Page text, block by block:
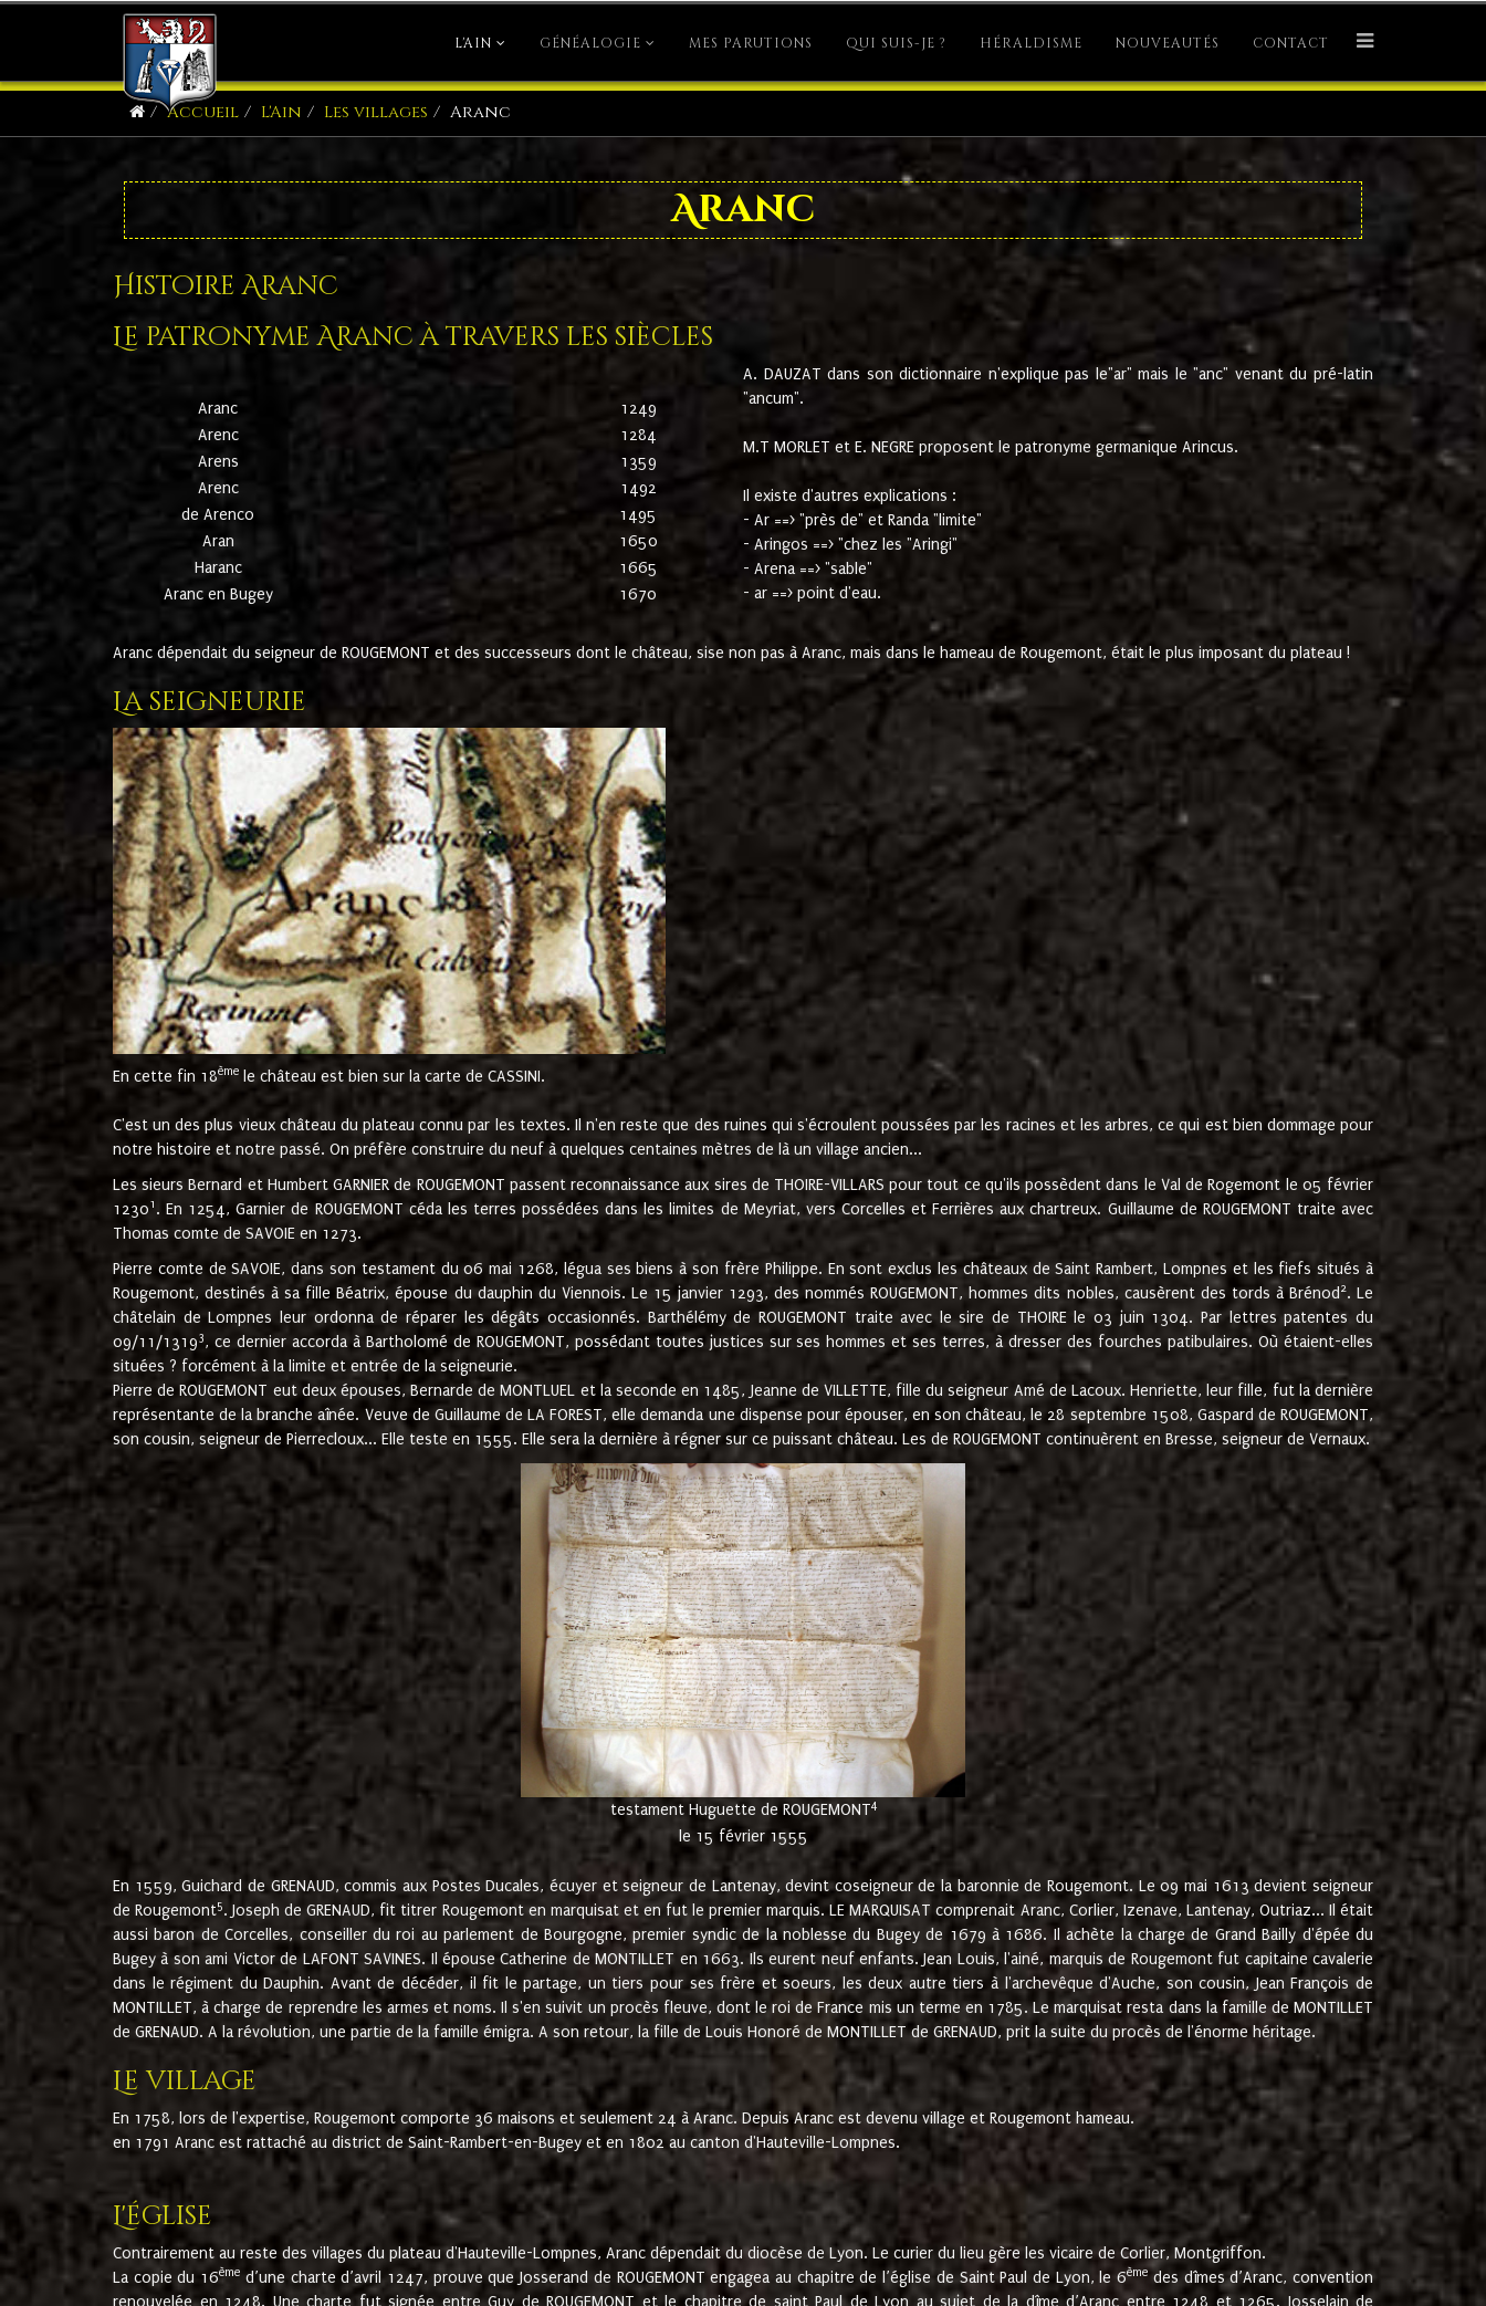
L'AIN GÉNÉALOGIE MES PARUTIONS QUI SUIS-JE ? HÉRALDISME NOUVEAUTÉS CONTACT
Accueil L'Ain Les villages Aranc
Aranc
Histoire Aranc
Le patronyme Aranc à travers les siècles
Aranc
1249
Arenc
1284
Arens
1359
Arenc
1492
de Arenco
1495
Aran
1650
Haranc
1665
Aranc en Bugey
1670
A. DAUZAT dans son dictionnaire n'explique pas le"ar" mais le "anc" venant du pré-latin
"ancum".
M.T MORLET et E. NEGRE proposent le patronyme germanique Arincus.
Il existe d'autres explications :
- Ar ==> "près de" et Randa "limite"
- Aringos ==> "chez les "Aringi"
- Arena ==> "sable"
- ar ==> point d'eau.
Aranc dépendait du seigneur de ROUGEMONT et des successeurs dont le château, sise non pas à Aranc, mais dans le hameau de Rougemont, était le plus imposant du plateau !
La seigneurie
En cette fin 18ème le château est bien sur la carte de CASSINI.
C'est un des plus vieux château du plateau connu par les textes. Il n'en reste que des ruines qui s'écroulent poussées par les racines et les arbres, ce qui est bien dommage pour
notre histoire et notre passé. On préfère construire du neuf à quelques centaines mètres de là un village ancien...
Les sieurs Bernard et Humbert GARNIER de ROUGEMONT passent reconnaissance aux sires de THOIRE-VILLARS pour tout ce qu'ils possèdent dans le Val de Rogemont le 05 février
12301 . En 1254, Garnier de ROUGEMONT céda les terres possédées dans les limites de Meyriat, vers Corcelles et Ferrières aux chartreux. Guillaume de ROUGEMONT traite avec
Thomas comte de SAVOIE en 1273.
Pierre comte de SAVOIE, dans son testament du 06 mai 1268, légua ses biens à son frère Philippe. En sont exclus les châteaux de Saint Rambert, Lompnes et les fiefs situés à
Rougemont, destinés à sa fille Béatrix, épouse du dauphin du Viennois. Le 15 janvier 1293, des nommés ROUGEMONT, hommes dits nobles, causèrent des tords à Brénod 2. Le
châtelain de Lompnes leur ordonna de réparer les dégâts occasionnés. Barthélémy de ROUGEMONT traite avec le sire de THOIRE le 03 juin 1304. Par lettres patentes du
09/11/13193, ce dernier accorda à Bartholomé de ROUGEMONT, possédant toutes justices sur ses hommes et ses terres, à dresser des fourches patibulaires. Où étaient-elles
situées ? forcément à la limite et entrée de la seigneurie.
Pierre de ROUGEMONT eut deux épouses, Bernarde de MONTLUEL et la seconde en 1485, Jeanne de VILLETTE, fille du seigneur Amé de Lacoux. Henriette, leur fille, fut la dernière
représentante de la branche aînée. Veuve de Guillaume de LA FOREST, elle demanda une dispense pour épouser, en son château, le 28 septembre 1508, Gaspard de ROUGEMONT,
son cousin, seigneur de Pierrecloux... Elle teste en 1555. Elle sera la dernière à régner sur ce puissant château. Les de ROUGEMONT continuèrent en Bresse, seigneur de Vernaux.
testament Huguette de ROUGEMONT4
le 15 février 1555
En 1559, Guichard de GRENAUD, commis aux Postes Ducales, écuyer et seigneur de Lantenay, devint coseigneur de la baronnie de Rougemont. Le 09 mai 1613 devient seigneur
de Rougemont5. Joseph de GRENAUD, fit titrer Rougemont en marquisat et en fut le premier marquis. LE MARQUISAT comprenait Aranc, Corlier, Izenave, Lantenay, Outriaz... Il était
aussi baron de Corcelles, conseiller du roi au parlement de Bourgogne, premier syndic de la noblesse du Bugey de 1679 à 1686. Il achète la charge de Grand Bailly d'épée du
Bugey à son ami Victor de LAFONT SAVINES. Il épouse Catherine de MONTILLET en 1663. Ils eurent neuf enfants. Jean Louis, l'ainé, marquis de Rougemont fut capitaine cavalerie
dans le régiment du Dauphin. Avant de décéder, il fit le partage, un tiers pour ses frère et soeurs, les deux autre tiers à l'archevêque d'Auche, son cousin, Jean François de
MONTILLET, à charge de reprendre les armes et noms. Il s'en suivit un procès fleuve, dont le roi de France mis un terme en 1785. Le marquisat resta dans la famille de MONTILLET
de GRENAUD. A la révolution, une partie de la famille émigra. A son retour, la fille de Louis Honoré de MONTILLET de GRENAUD, prit la suite du procès de l'énorme héritage.
Le village
En 1758, lors de l'expertise, Rougemont comporte 36 maisons et seulement 24 à Aranc. Depuis Aranc est devenu village et Rougemont hameau.
en 1791 Aranc est rattaché au district de Saint-Rambert-en-Bugey et en 1802 au canton d'Hauteville-Lompnes.
L'église
Contrairement au reste des villages du plateau d'Hauteville-Lompnes, Aranc dépendait du diocèse de Lyon. Le curier du lieu gère les vicaire de Corlier, Montgriffon.
La copie du 16ème d’une charte d’avril 1247, prouve que Josserand de ROUGEMONT engagea au chapitre de l’église de Saint Paul de Lyon, le 6ème des dîmes d’Aranc, convention
renouvelée en 1248. Une charte fut signée entre Guy de ROUGEMONT et le chapitre de saint Paul de Lyon au sujet de la dîme d’Aranc entre 1248 et 1265. Josselain de